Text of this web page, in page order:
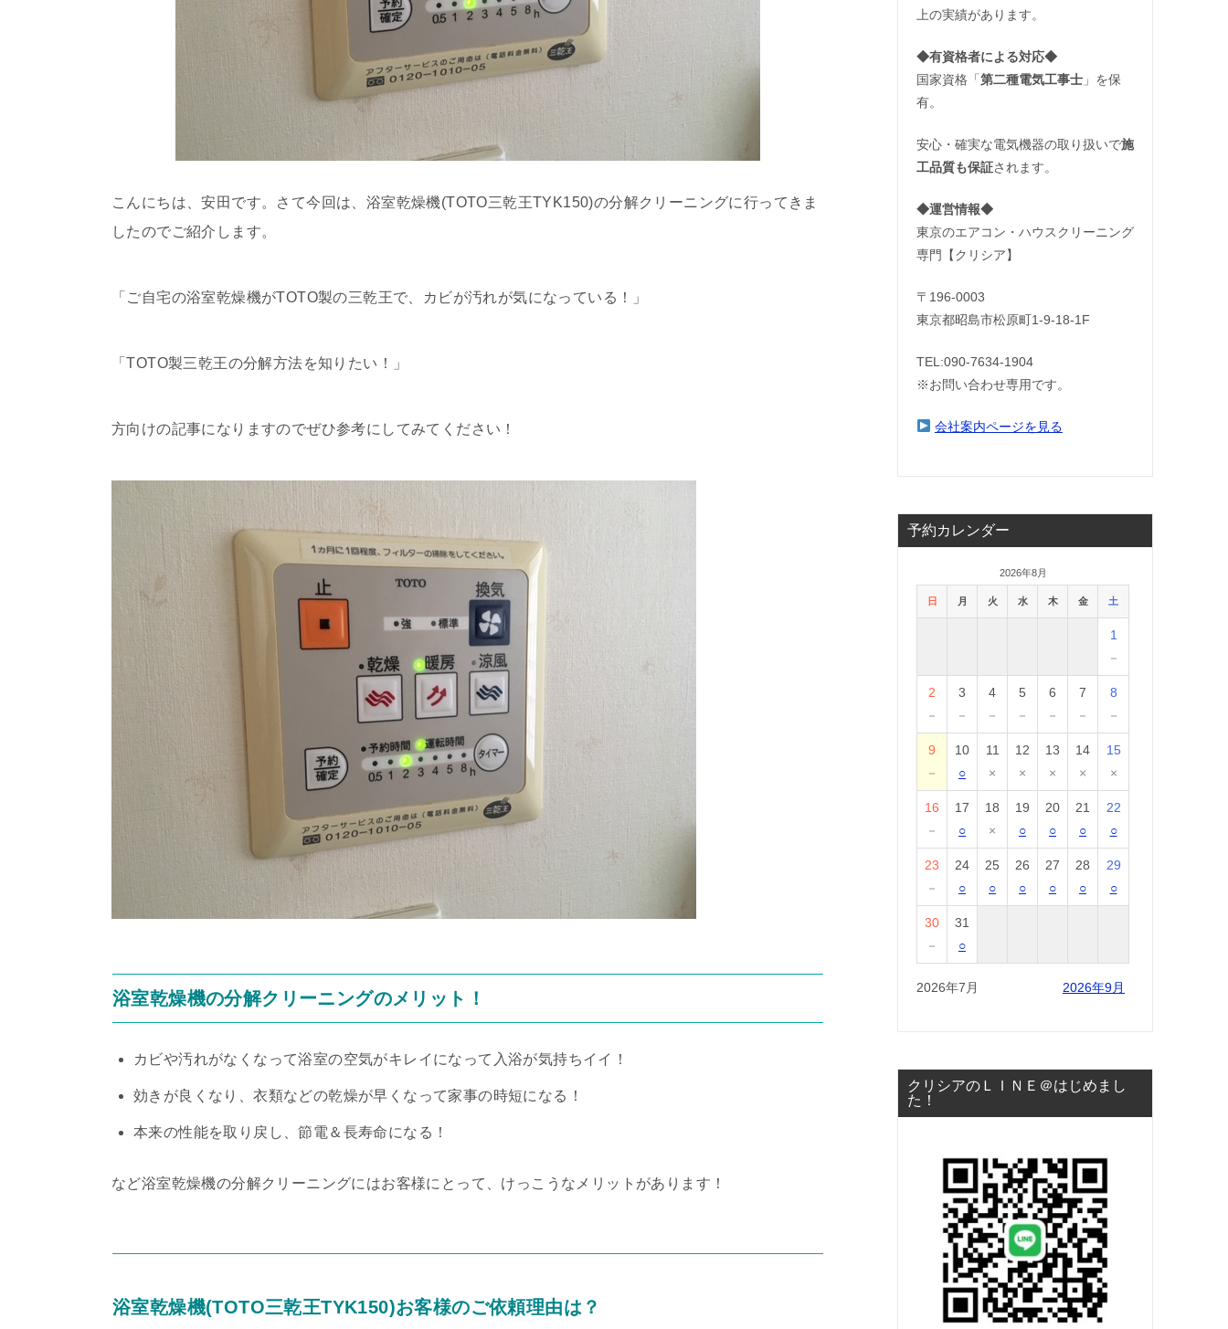
こんにちは、安田です。さて今回は、浴室乾燥機(TOTO三乾王TYK150)の分解クリーニングに行ってきま
したのでご紹介します。
「ご自宅の浴室乾燥機がTOTO製の三乾王で、カビが汚れが気になっている！」
「TOTO製三乾王の分解方法を知りたい！」
方向けの記事になりますのでぜひ参考にしてみてください！
浴室乾燥機の分解クリーニングのメリット！
カビや汚れがなくなって浴室の空気がキレイになって入浴が気持ちイイ！
効きが良くなり、衣類などの乾燥が早くなって家事の時短になる！
本来の性能を取り戻し、節電＆長寿命になる！
など浴室乾燥機の分解クリーニングにはお客様にとって、けっこうなメリットがあります！
浴室乾燥機(TOTO三乾王TYK150)お客様のご依頼理由は？
上の実績があります。
◆有資格者による対応◆
国家資格「第二種電気工事士 」を保
有。
安心・確実な電気機器の取り扱いで施
工品質も保証されます。
◆運営情報◆
東京のエアコン・ハウスクリーニング
専門【クリシア】
〒196-0003
東京都昭島市松原町1-9‐18‐1F
TEL:090-7634-1904
※お問い合わせ専用です。
会社案内ページを見る
予約カレンダー
2026年8月
日 月 火 水 木 金 土
1
－
2
－
3
－
4
－
5
－
6
－
7
－
8
－
9
－
10
○
11
×
12
×
13
×
14
×
15
×
16
－
17
○
18
×
19
○
20
○
21
○
22
○
23
－
24
○
25
○
26
○
27
○
28
○
29
○
30
－
31
○
2026年7月 2026年9月
クリシアのＬＩＮＥ＠はじめまし
た！